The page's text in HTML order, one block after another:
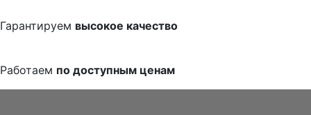
Гарантируем высокое качество
Работаем по доступным ценам